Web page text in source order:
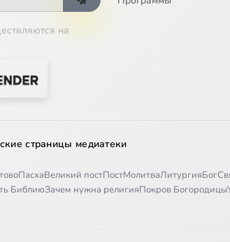
на
страницы медиатеки
ПасхаВеликий постПостМолитваЛитургияБог
БиблиюЗачем нужна религияПокров Богородицы